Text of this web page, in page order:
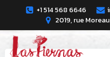
+1 514 568 6646
2019, rue